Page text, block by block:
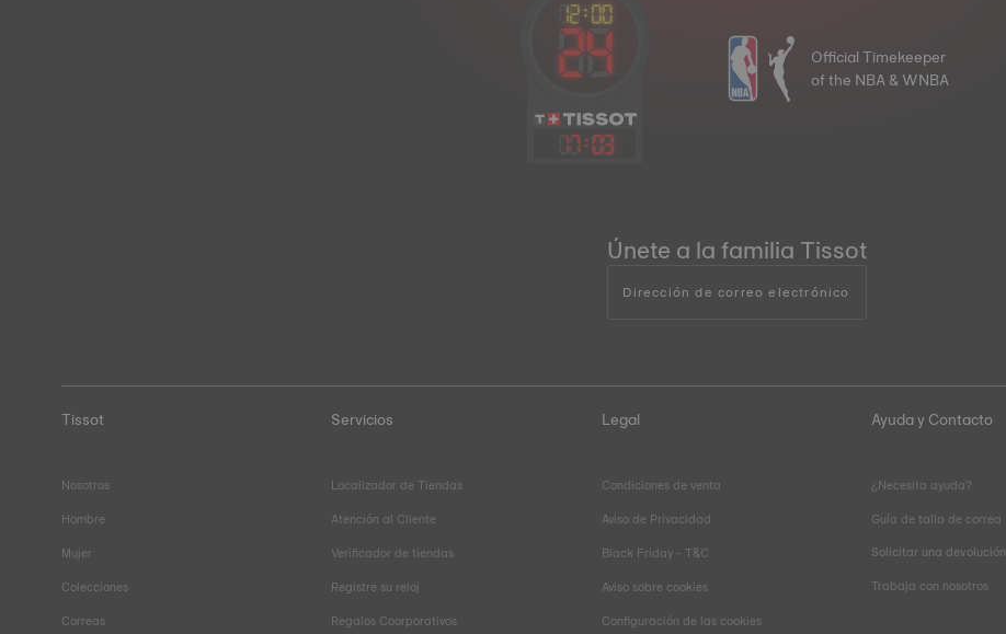
17:03
Official Timekeeper
of the NBA & WNBA
Únete a la familia Tissot
Dirección de correo electrónico
Tissot
Nosotros
Hombre
Mujer
Colecciones
Correas
Servicios
Localizador de Tiendas
Atención al Cliente
Verificador de tiendas
Registre su reloj
Regalos Coorporativos
Legal
Condiciones de venta
Aviso de Privacidad
Black Friday - T&C
Aviso sobre cookies
Configuración de las cookies
Ayuda y Contacto
¿Necesita ayuda?
Guía de talla de correa
Solicitar una devolución
Trabaja con nosotros